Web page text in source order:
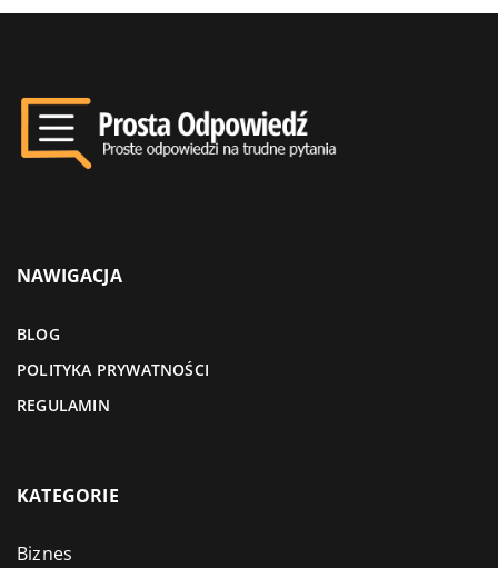
NAWIGACJA
BLOG
POLITYKA PRYWATNOŚCI
REGULAMIN
KATEGORIE
Biznes